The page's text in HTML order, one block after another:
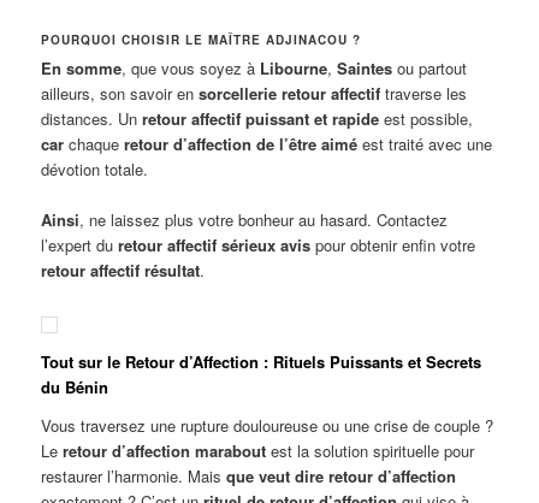
POURQUOI CHOISIR LE MAÎTRE ADJINACOU ?
En somme, que vous soyez à Libourne,Saintes ou partout
ailleurs, son savoir ensorcellerie retour affectif traverse les
distances. Unretour affectif puissant et rapide est possible,
car chaqueretour d’affection de l’être aimé est traité avec une
dévotion totale.
Ainsi, ne laissez plus votre bonheur au hasard. Contactez
l’expert duretour affectif sérieux avis pour obtenir enfin votre
retour affectif résultat.
Tout sur le Retour d’Affection : Rituels Puissants et Secrets
du Bénin
Vous traversez une rupture douloureuse ou une crise de couple ?
Leretour d’affection marabout est la solution spirituelle pour
restaurer l’harmonie. Maisque veut dire retour d’affection